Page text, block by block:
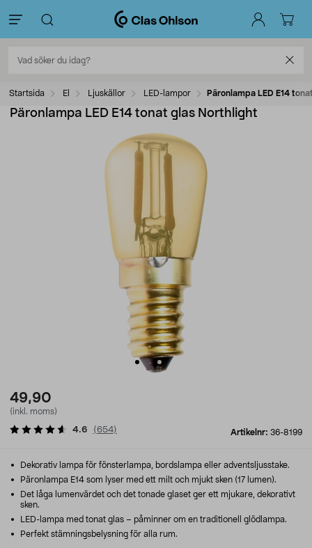
Startsida El Ljuskällor LED-lampor Päronlampa LED E14
Päronlampa LED E14 tonat glas Northlight
49,90
(inkl. moms)
Artikelnr: 36-8199
4.6 (654)
Dekorativ lampa för fönsterlampa, bordslampa eller adventsljusstake.
Päronlampa E14 som lyser med ett milt och mjukt sken (17 lumen).
Det låga lumenvärdet och det tonade glaset ger ett mjukare, dekorativt
sken.
LED-lampa med tonat glas – påminner om en traditionell glödlampa.
Perfekt stämningsbelysning för alla rum.